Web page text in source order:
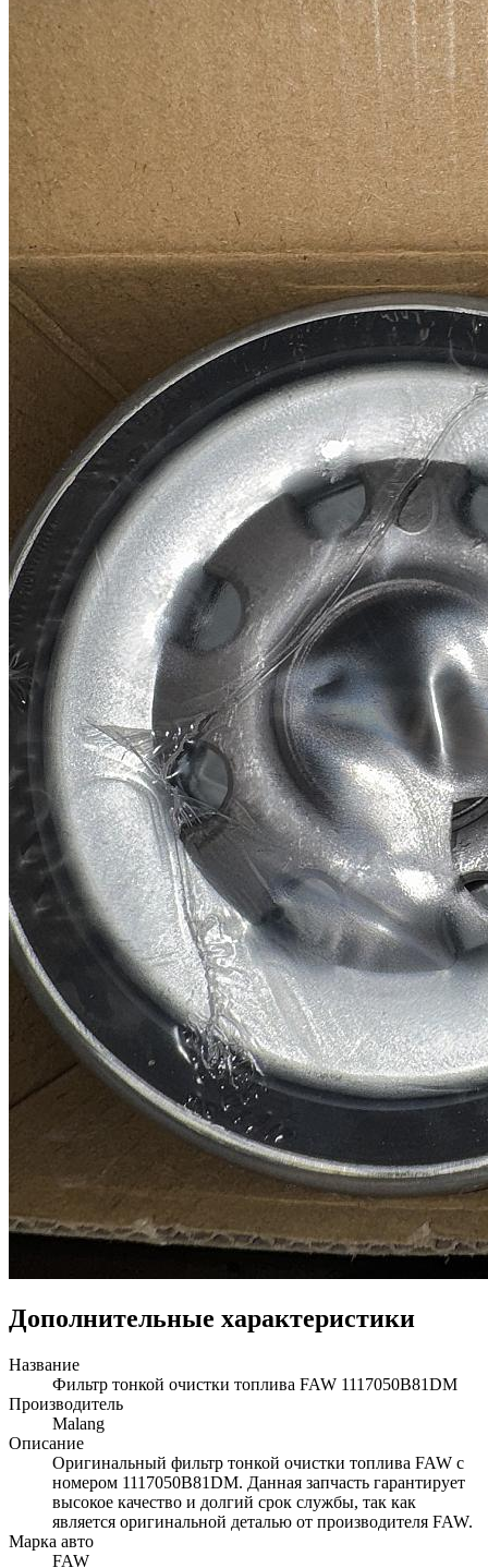
Дополнительные характеристики
Название
Фильтр тонкой очистки топлива FAW 1117050B81DM
Производитель
Malang
Описание
Оригинальный фильтр тонкой очистки топлива FAW с
номером 1117050B81DM. Данная запчасть гарантирует
высокое качество и долгий срок службы, так как
является оригинальной деталью от производителя FAW.
Марка авто
FAW